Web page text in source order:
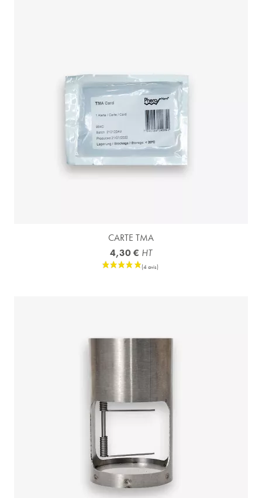
CARTE TMA
4,30 € HT